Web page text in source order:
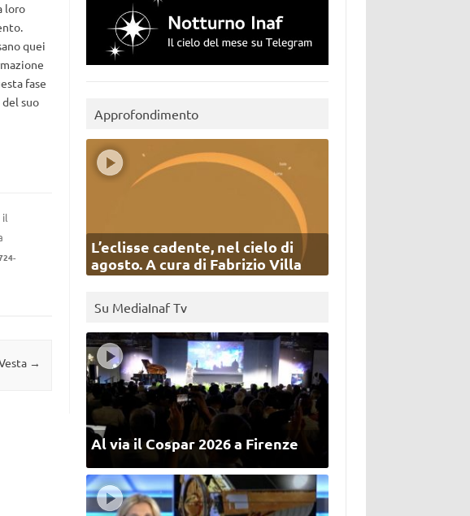
loro
quei
fase
suo
il
→
Approfondimento
L’eclisse cadente, nel cielo di
agosto. A cura di Fabrizio Villa
Su MediaInaf Tv
Al via il Cospar 2026 a Firenze